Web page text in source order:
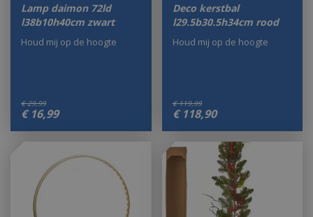
Lamp daimon 72ld
l38b10h40cm zwart
€ 29,99
€ 16,99
Houd mij op de hoogte
Deco kerstbal
l29.5b30.5h34cm rood
€ 119,99
€ 118,90
Houd mij op de hoogte